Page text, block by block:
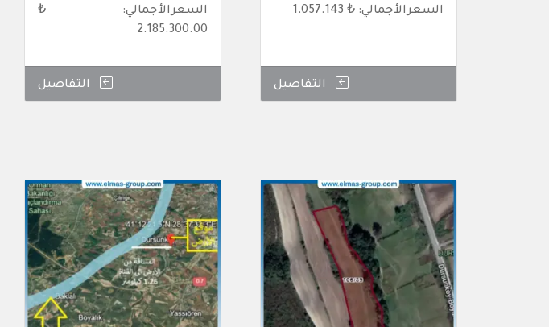
السعرالأجمالي: ₺ 1.057.143
التفاصيل
السعرالأجمالي: ₺
2.185.300.00
التفاصيل